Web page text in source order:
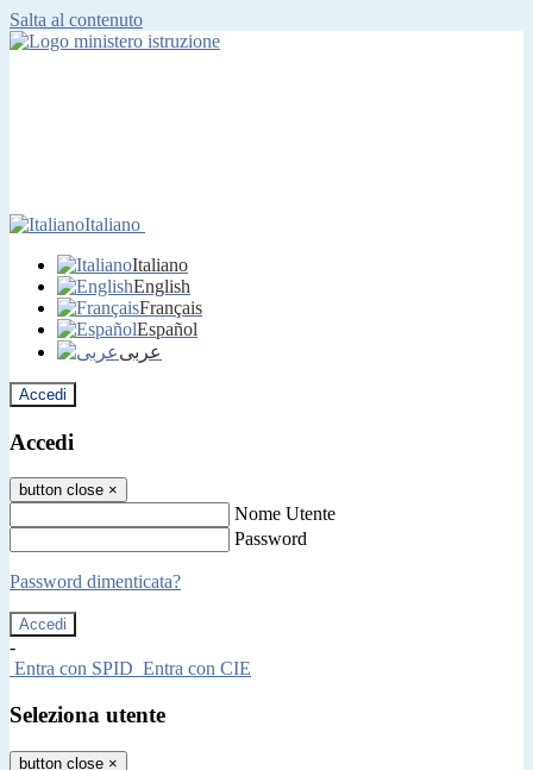
Salta al contenuto
Italiano
Italiano
English
Français
Español
عربى
Accedi
Accedi
button close ×
Nome Utente
Password
Password dimenticata?
-
Entra con SPID Entra con CIE
Seleziona utente
button close ×